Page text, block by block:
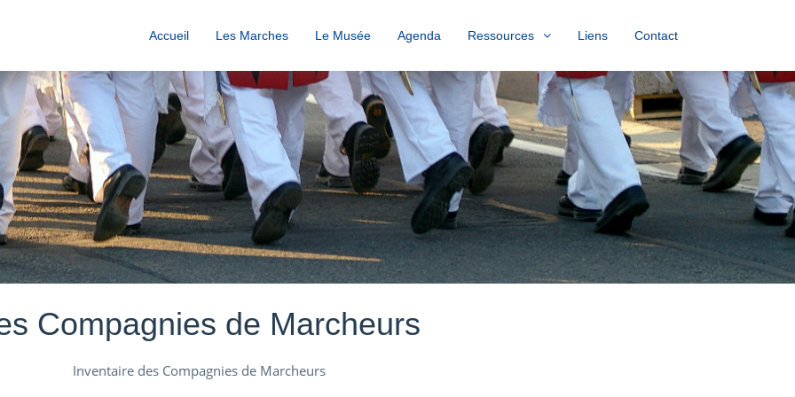
Accueil Les Marches Le Musée Agenda Ressources Liens Contact
Compagnies de Marcheurs
Inventaire des Compagnies de Marcheurs